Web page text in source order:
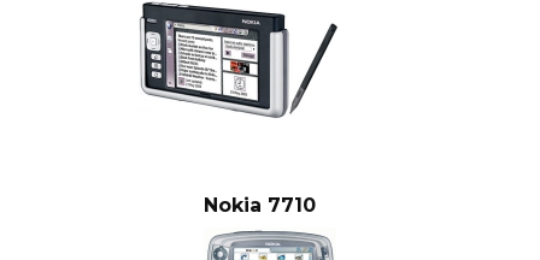
Nokia 7710